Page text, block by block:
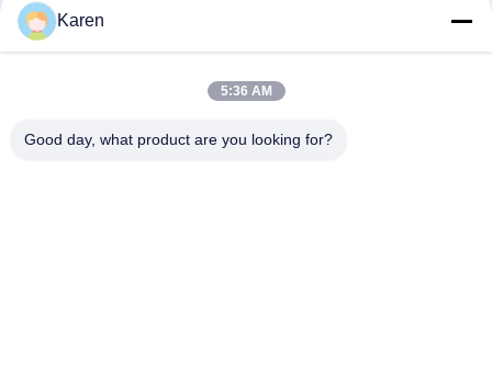
Szybki kontakt
Karen
5:36 AM
Good day, what product are you looking for?